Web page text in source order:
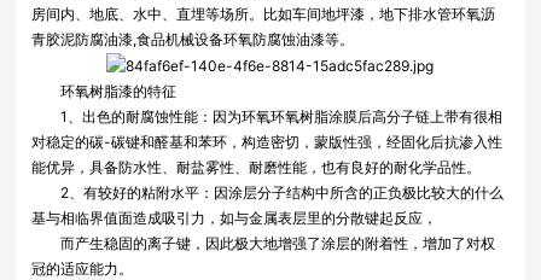
房间内、地底、水中、直埋等场所。比如车间地坪漆，地下排水管环氧沥
青胶泥防腐油漆,食品机械设备环氧防腐蚀油漆等。
环氧树脂漆的特征
1、出色的耐腐蚀性能：因为环氧环氧树脂涂膜后高分子链上带有很相
对稳定的碳-碳键和醛基和苯环，构造密切，蒙版性强，经固化后抗渗入性
能优异，具备防水性、耐盐雾性、耐磨性能，也有良好的耐化学品性。
2、有较好的粘附水平：因涂层分子结构中所含的正负极比较大的什么
基与相临界值面造成吸引力，如与金属表层里的分散键起反应，
而产生稳固的离子键，因此极大地增强了涂层的附着性，增加了对权
冠的适应能力。